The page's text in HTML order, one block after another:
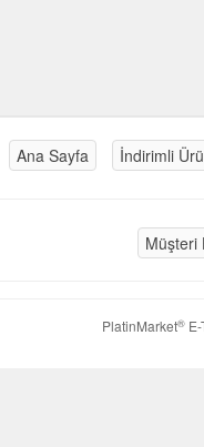
Ana Sayfa İndirimli
Müşteri
PlatinMarket®E-